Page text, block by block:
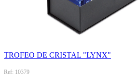
TROFEO DE CRISTAL "LYNX"
Ref: 10379